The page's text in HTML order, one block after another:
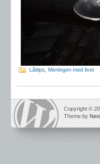
Låttips Meningen med livet
Copyright ©
Theme by